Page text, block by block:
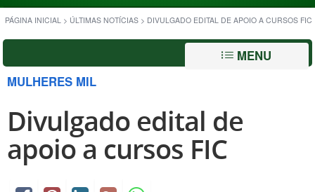
PÁGINA INICIAL > ÚLTIMAS NOTÍCIAS > DIVULGADO EDITAL DE APOIO A CURSOS FIC
MENU
MULHERES MIL
Divulgado edital de
apoio a cursos FIC